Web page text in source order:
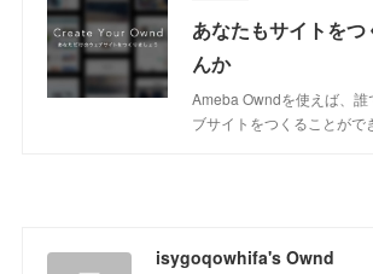
あなたもサイトを
んか
Ameba Owndを使えば、誰
ブサイトをつくることがで
isygoqowhifa's Ownd